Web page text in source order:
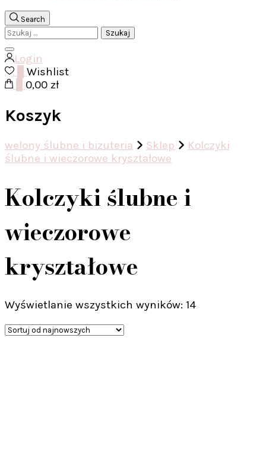
Search
Szukaj:
Login
Wishlist
0,00 zł
Koszyk
welony ślubne i bizuteria Sklep
Kolczyki
ślubne i wieczorowe kryształowe
Kolczyki ślubne i
wieczorowe
kryształowe
Wyświetlanie wszystkich wyników: 14Posortowane